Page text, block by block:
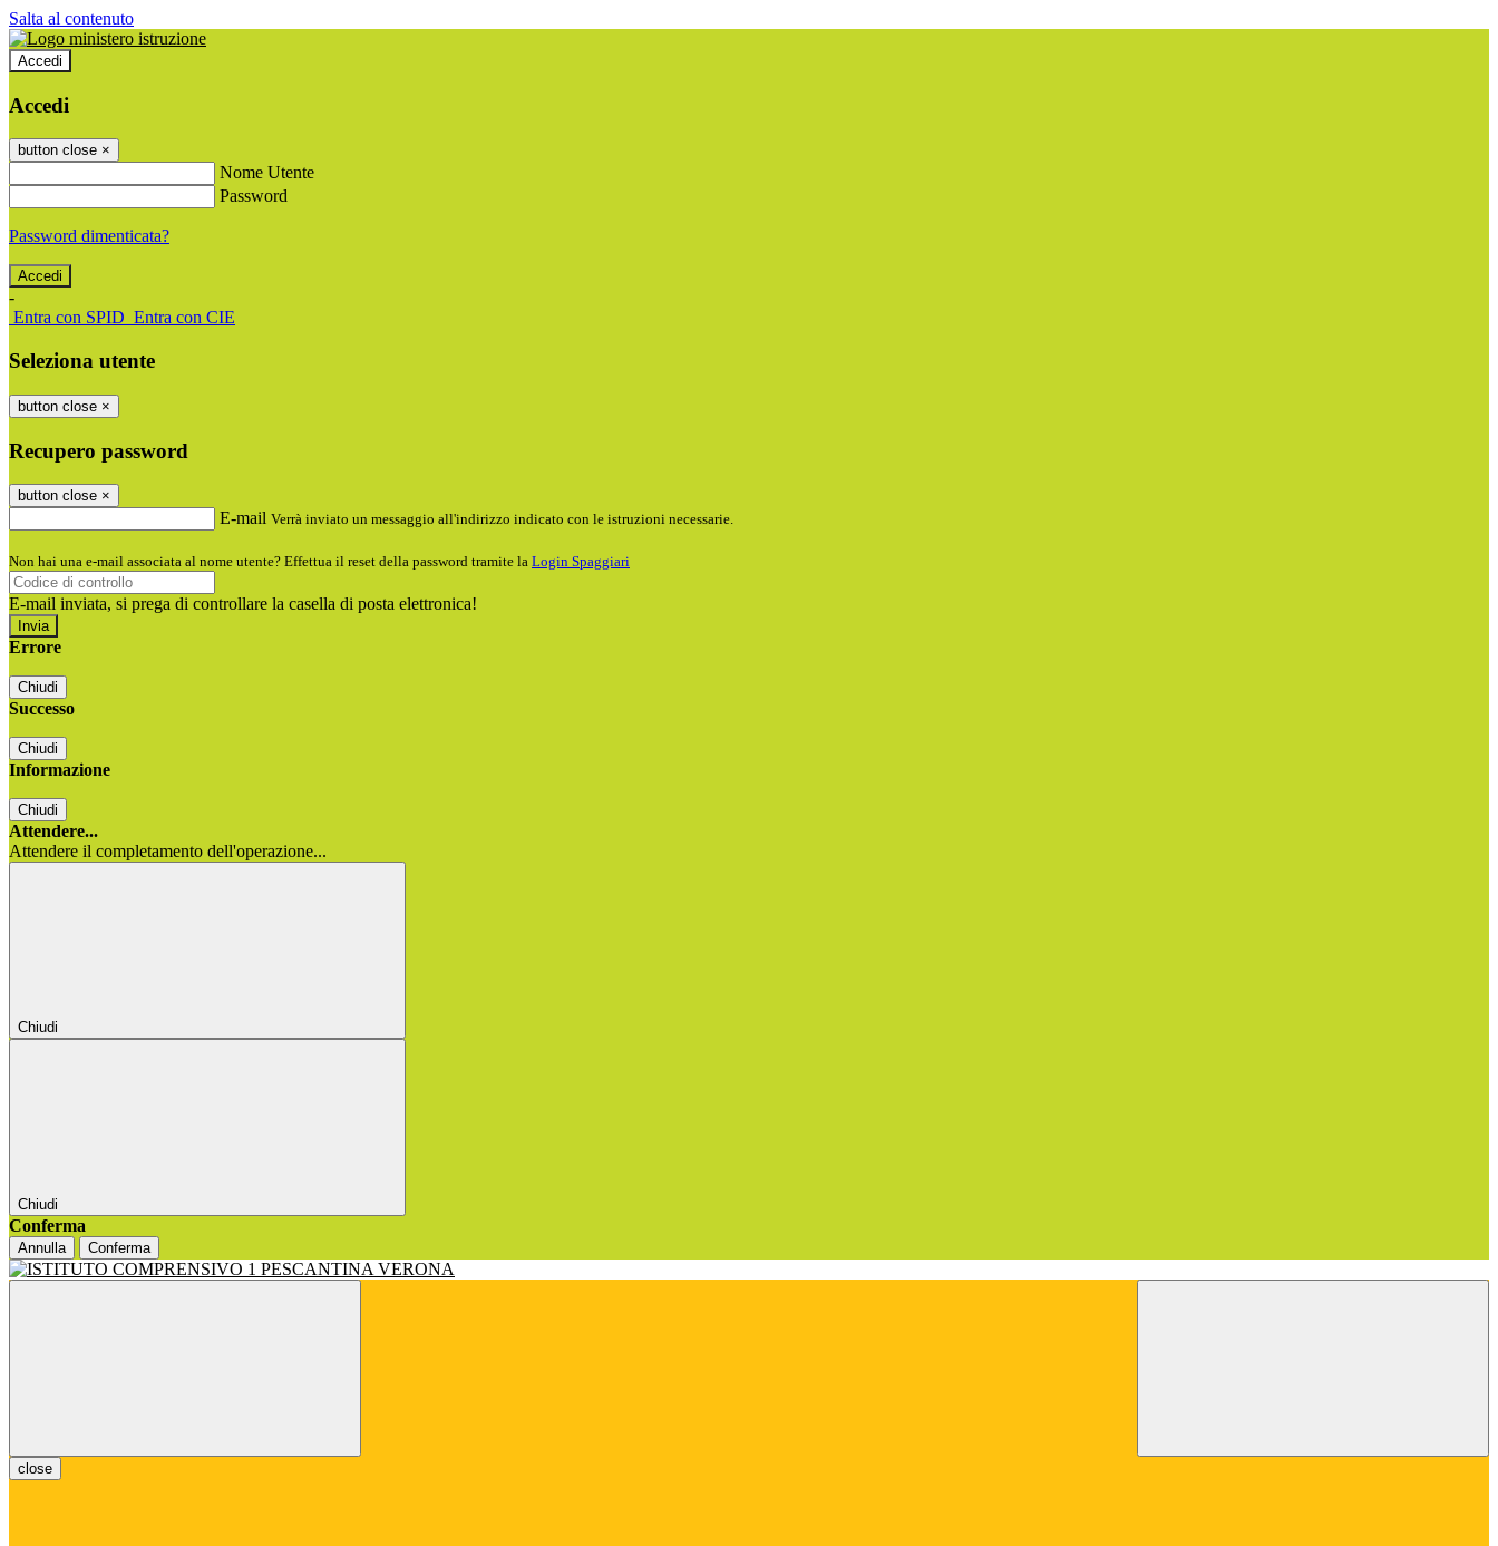
Salta al contenuto
Accedi
Accedi
button close ×
Nome Utente
Password
Password dimenticata?
-
Entra con SPID Entra con CIE
Seleziona utente
button close ×
Recupero password
button close ×
E-mail Verrà inviato un messaggio all'indirizzo indicato con le istruzioni necessarie.
Non hai una e-mail associata al nome utente? Effettua il reset della password tramite la Login Spaggiari
E-mail inviata, si prega di controllare la casella di posta elettronica!
Errore
Chiudi
Successo
Chiudi
Informazione
Chiudi
Attendere...
Attendere il completamento dell'operazione...
Chiudi
Chiudi
Conferma
Annulla Conferma
close